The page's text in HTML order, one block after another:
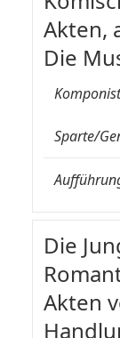
Akten,
Die
Sparte/
Die
Akten